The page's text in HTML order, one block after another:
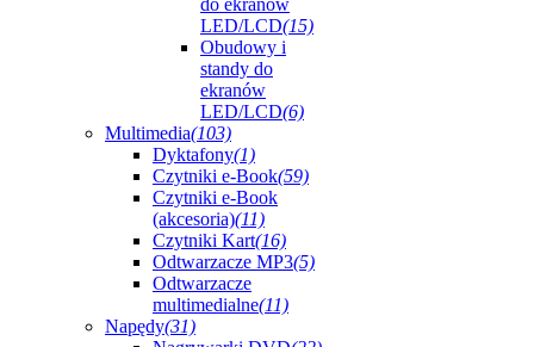
do ekranów
LED/LCD(15)
Obudowy i
standy do
ekranów
LED/LCD(6)
Multimedia(103)
Dyktafony(1)
Czytniki e-Book(59)
Czytniki e-Book
(akcesoria)(11)
Czytniki Kart(16)
Odtwarzacze MP3(5)
Odtwarzacze
multimedialne(11)
Napędy(31)